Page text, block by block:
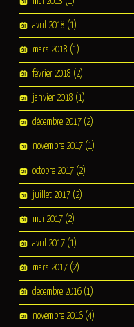
avril 2018 (1)
mars 2018 (1)
février 2018 (2)
janvier 2018 (1)
décembre 2017(2)
novembre 2017(1)
octobre 2017(2)
juillet 2017(2)
mai 2017(2)
avril 2017(1)
mars 2017(2)
décembre 2016(1)
novembre 2016(4)